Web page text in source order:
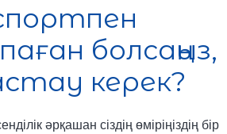
болсаңыз,
керек?
әрқашан сіздің өміріңіздің бір